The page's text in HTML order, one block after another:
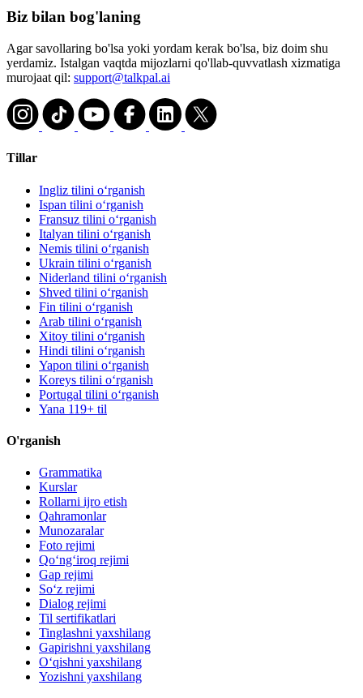
Biz bilan bog'laning
Agar savollaring bo'lsa yoki yordam kerak bo'lsa, biz doim shu
yerdamiz. Istalgan vaqtda mijozlarni qo'llab-quvvatlash xizmatiga
murojaat qil: support@talkpal.ai
Tillar
Ingliz tilini oʻrganish
Ispan tilini oʻrganish
Fransuz tilini oʻrganish
Italyan tilini oʻrganish
Nemis tilini oʻrganish
Ukrain tilini oʻrganish
Niderland tilini oʻrganish
Shved tilini oʻrganish
Fin tilini oʻrganish
Arab tilini oʻrganish
Xitoy tilini oʻrganish
Hindi tilini oʻrganish
Yapon tilini oʻrganish
Koreys tilini oʻrganish
Portugal tilini oʻrganish
Yana 119+ til
O'rganish
Grammatika
Kurslar
Rollarni ijro etish
Qahramonlar
Munozaralar
Foto rejimi
Qo‘ng‘iroq rejimi
Gap rejimi
So‘z rejimi
Dialog rejimi
Til sertifikatlari
Tinglashni yaxshilang
Gapirishni yaxshilang
O‘qishni yaxshilang
Yozishni yaxshilang